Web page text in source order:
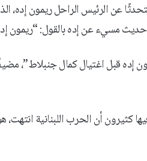
عن الرئيس الراحل ريمون إده،
مسيء عن إده بالقول: “ريمون
إده قبل اغتيال كمال جنبلاط”،
أن الحرب اللبنانية انتهت،